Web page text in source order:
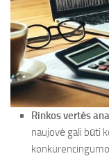
Rinkos vertės
naujovė gali būti